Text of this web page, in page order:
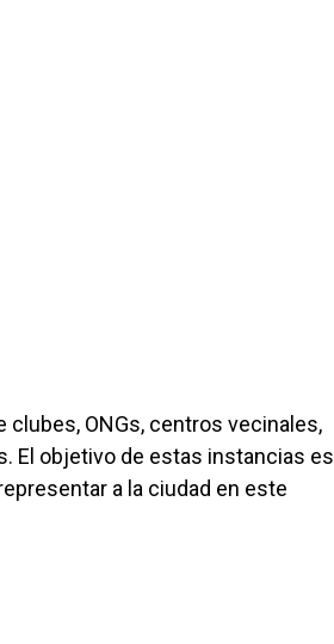
ONGs, centros vecinales,
El objetivo de estas instancias es
a la ciudad en este